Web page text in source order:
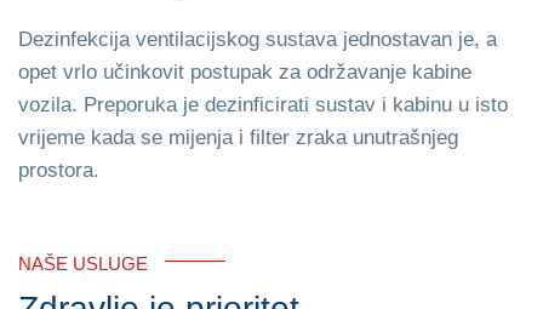
Dezinfekcija ventilacijskog sustava jednostavan je, a
opet vrlo učinkovit postupak za održavanje kabine
vozila. Preporuka je dezinficirati sustav i kabinu u isto
vrijeme kada se mijenja i filter zraka unutrašnjeg
prostora.
NAŠE USLUGE